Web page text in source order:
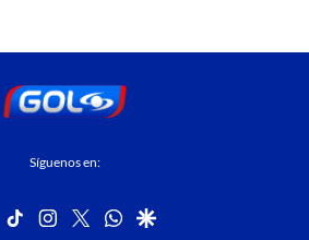
Síguenos en:
facebook
tiktok instagram
twitterwhatsapp
google